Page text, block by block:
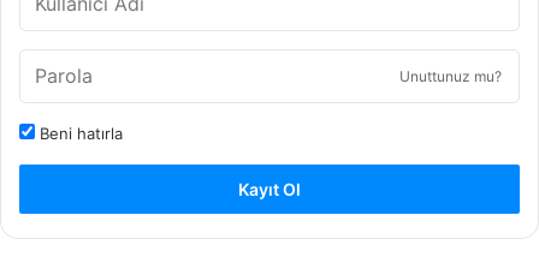
Unuttunuz mu?
Beni hatırla
Kayıt Ol